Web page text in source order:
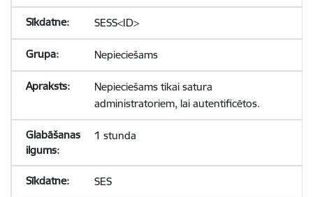
SESS<ID>
Nepieciešams
Nepieciešams tikai satura
administratoriem, lai autentificētos.
1 stunda
SES